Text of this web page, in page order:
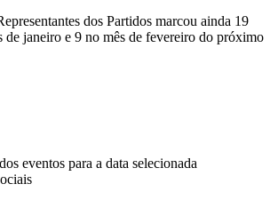
dos Partidos marcou ainda 19
de janeiro e 9 no mês de fevereiro do próximo
eventos para a data selecionada